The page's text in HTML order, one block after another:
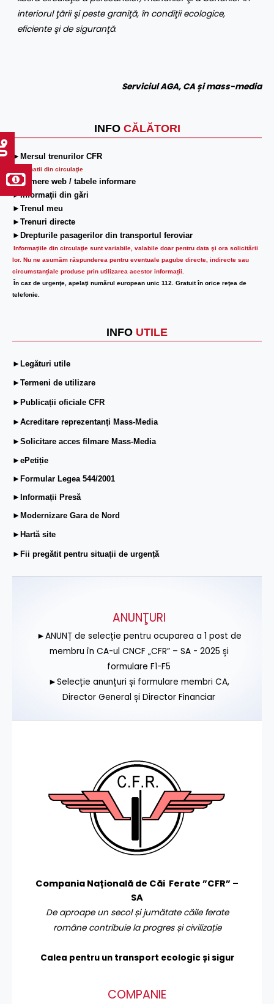
INFO CĂLĂTORI
►Mersul trenurilor CFR
Informatii din circulaţie
►Camere web / tabele informare
►Informaţii din gări
►Trenul meu
►Trenuri directe
►Drepturile pasagerilor din transportul feroviar
Informaţiile din circulaţie sunt variabile, valabile doar pentru data şi ora solicitării
lor. Nu ne asumăm răspunderea pentru eventuale pagube directe, indirecte sau
circumstanțiale produse prin utilizarea acestor informații.
În caz de urgenţe, apelaţi numărul european unic 112. Gratuit în orice reţea de
telefonie.
INFO UTILE
►Legături utile
►Termeni de utilizare
►Publicații oficiale CFR
►Acreditare reprezentanți Mass-Media
►Solicitare acces filmare Mass-Media
►ePetiție
►Formular Legea 544/2001
►Informații Presă
►Modernizare Gara de Nord
►Hartă site
►Fii pregătit pentru situații de urgență
interiorul ţării şi peste graniţă, în condiţii ecologice,
eficiente şi de siguranţă.
Serviciul AGA, CA și mass-media
ANUNŢURI
►ANUNȚ de selecție pentru ocuparea a 1 post de
membru în CA-ul CNCF „CFR” – SA - 2025 și
formulare F1-F5
►Selecție anunțuri și formulare membri CA,
Director General și Director Financiar
Compania Națională de Căi Ferate ”CFR” –
SA
De aproape un secol și jumătate căile ferate
române contribuie la progres și civilizație
Calea pentru un transport ecologic și sigur
COMPANIE